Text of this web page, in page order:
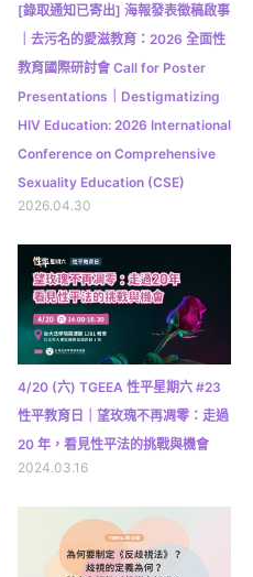
[錄取通知已寄出] 海報發表徵稿啟事
｜去污名的愛滋教育：2026 全面性
教育國際研討會 Call for Poster
Presentations｜Destigmatizing
HIV Education: 2026 International
Conference on Comprehensive
Sexuality Education (CSE)
2026.04.30
4/20 (六) TGEEA 性平星期六 #23
性平教育日｜望玫瑰不再凋零：走過
20 年，看見性平法的挑戰與機會
2024.03.16